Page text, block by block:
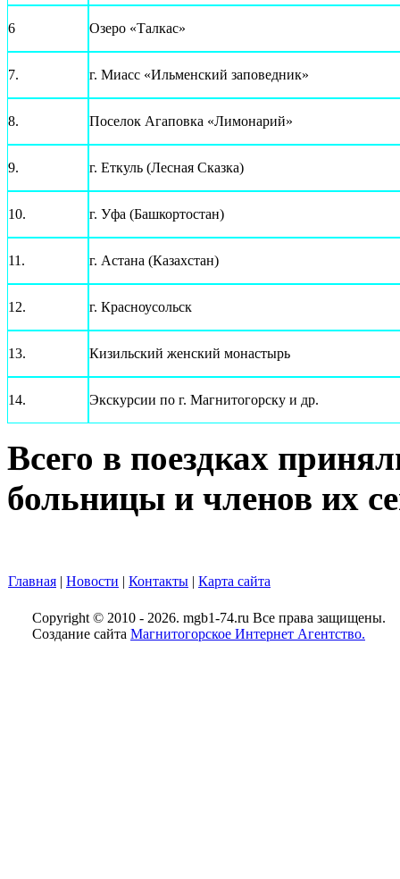
6 Озеро «Талкас»
7. г. Миасс «Ильменский заповедник»
8. Поселок Агаповка «Лимонарий»
9. г. Еткуль (Лесная Сказка)
10. г. Уфа (Башкортостан)
11. г. Астана (Казахстан)
12. г. Красноусольск
13. Кизильский женский монастырь
14. Экскурсии по г. Магнитогорску и др.
Всего в поездках
больницы и членов их
Главная | Новости | Контакты | Карта сайта
Copyright © 2010 - 2026. mgb1-74.ru Все права защищены.
Создание сайта Магнитогорское Интернет Агентство.